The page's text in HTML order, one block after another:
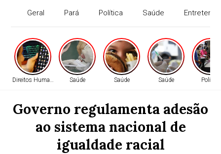
Geral Pará Política Saúde
Direitos Humanos Saúde Saúde Saúde Política
Governo regulamenta adesão
ao sistema nacional de
igualdade racial